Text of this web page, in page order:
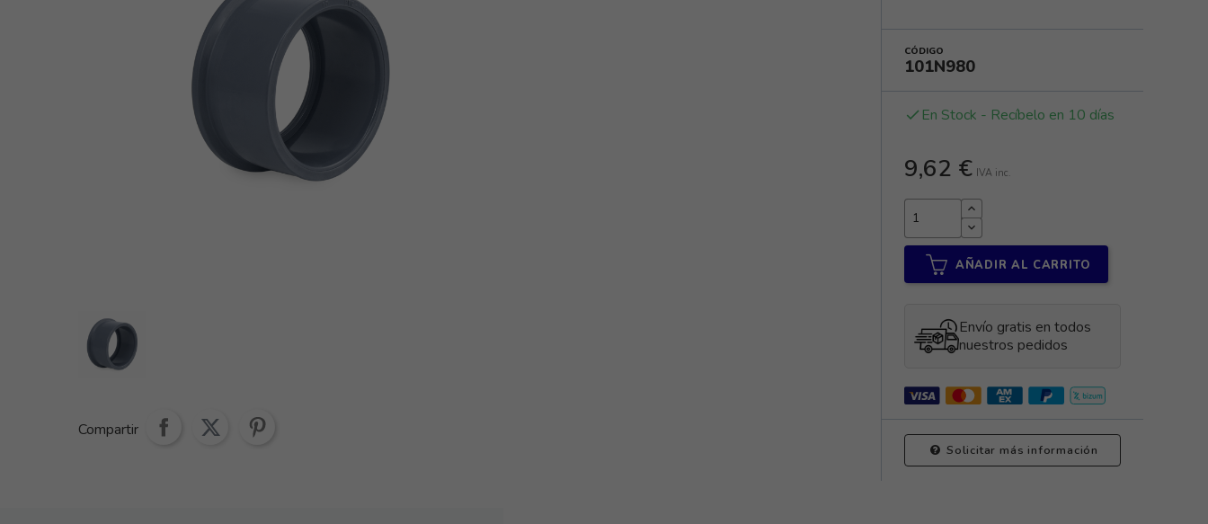
Compartir
CÓDIGO
101N980
done En Stock - Recíbelo en 10 días
9,62 € IVA inc.
AÑADIR AL CARRITO
Envío gratis en todos
nuestros pedidos
Solicitar más información